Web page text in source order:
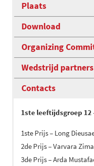
Plaats
Download
Organizing
Wedstrijd partners
Contacts
1ste leeftijdsgroep 12
1ste Prijs – Long
2de Prijs – Varvara
3de Prijs – Arda